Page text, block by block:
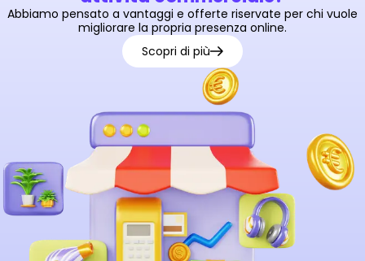
Abbiamo pensato a vantaggi e offerte riservate per chi vuole
migliorare la propria presenza online.
Scopri di più